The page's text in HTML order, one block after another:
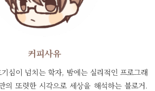
커피사유
심이 넘치는 학자, 밤에는 실리적인 프로그래
의 또렷한 시각으로 세상을 해석하는 블로거.